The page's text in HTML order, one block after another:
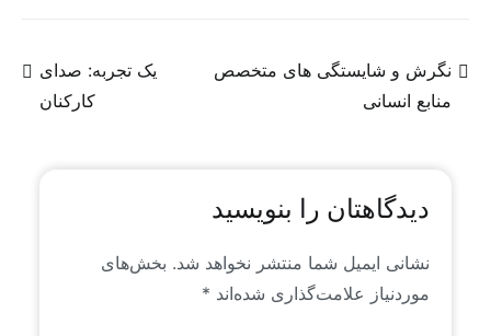
از روندها و سیگنال‌های موجود در فضای جهانی منابع
انسانی است که خاص رایان راهبرد است. این محتواها
نگرش و شایستگی های متخصص
منابع انسانی
یک تجربه: صدای
کارکنان
دیدگاهتان را بنویسید
نشانی ایمیل شما منتشر نخواهد شد. بخش‌های
موردنیاز علامت‌گذاری شده‌اند *